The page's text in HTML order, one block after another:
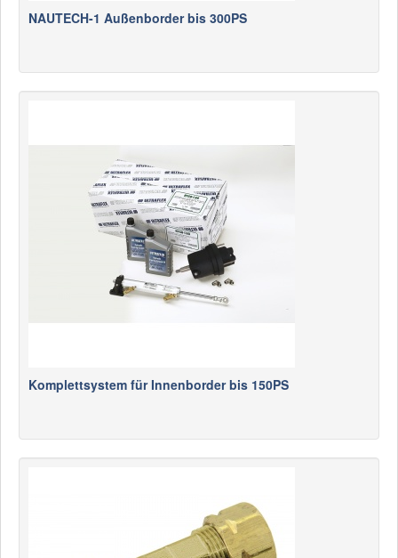
NAUTECH-1 Außenborder bis 300PS
Komplettsystem für Innenborder bis 150PS